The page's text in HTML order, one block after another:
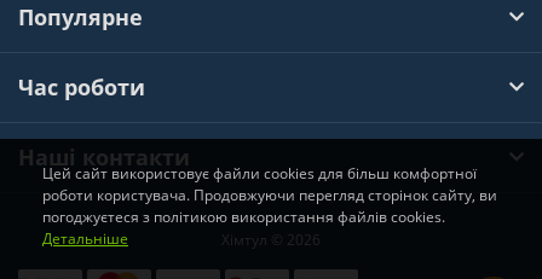
Популярне
Час роботи
Наші контакти
Хімтул © 2026
Цей сайт використовує файли cookies для більш комфортної
роботи користувача. Продовжуючи перегляд сторінок сайту, ви
погоджуєтеся з політикою використання файлів cookies.
Детальніше